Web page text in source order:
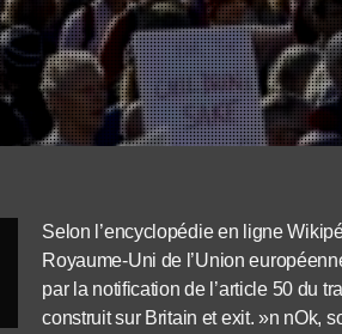
Selon l’encyclopédie en ligne
Royaume-Uni de l’Union
par la notification de l’article 50 du
construit sur Britain et exit. »n nOk,